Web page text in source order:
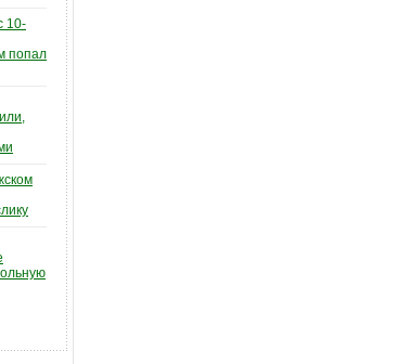
10-
попал